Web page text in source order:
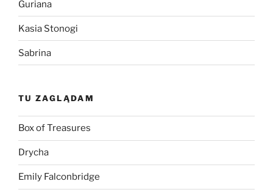
Guriana
Kasia Stonogi
Sabrina
TU ZAGLĄDAM
Box of Treasures
Drycha
Emily Falconbridge